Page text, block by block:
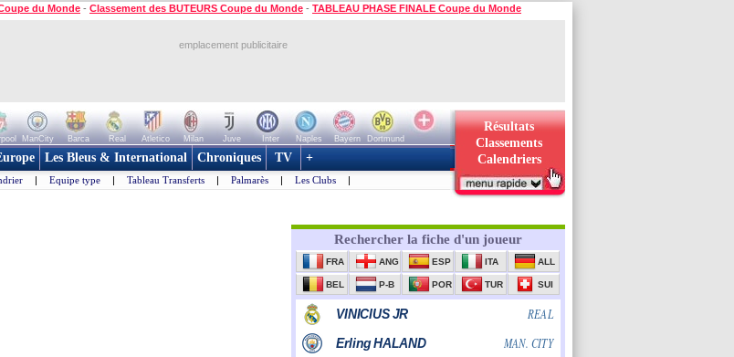
du Monde - Classement des BUTEURS Coupe du Monde - TABLEAU PHASE FINALE Coupe du Monde
emplacement publicitaire
ManCity Barca Real Atletico Milan Juve Inter Naples Bayern
Dortmund
Résultats
Classements
Calendriers
Les Bleus & International Chroniques TV +
| Equipe type | Tableau Transferts | Palmarès | Les Clubs |